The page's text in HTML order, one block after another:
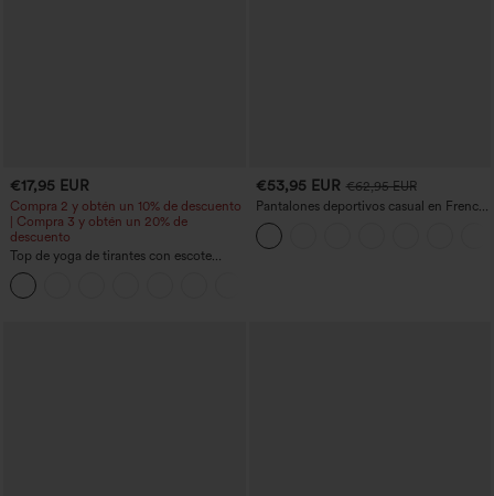
€17,95 EUR
Compra 2 y obtén un 10% de descuento
| Compra 3 y obtén un 20% de
descuento
Top de yoga de tirantes con escote
redondo, fruncido y tacto fresco -
UPF50+
€53,95 EUR €62,95 EUR
Pantalones deportivos casual en French
terry con estampado denim, tiro medio,
estilo jeans y bolsillos